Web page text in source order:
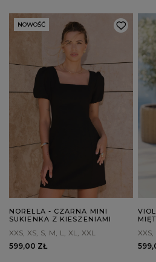
NOWOŚĆ
NORELLA - CZARNA MINI
SUKIENKA Z KIESZENIAMI
XXS XS S M L XL
XXL
599,00 ZŁ
XXS